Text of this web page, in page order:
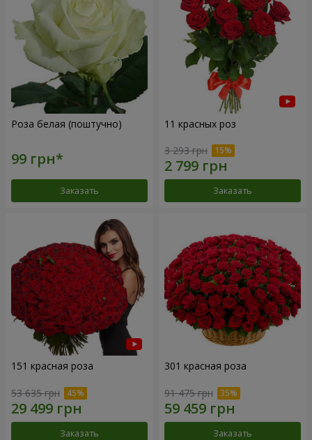
Роза белая (поштучно)
Заказать
11 красных роз
3 293 грн
Заказать
151 красная роза
53 635 грн
Заказать
301 красная роза
91 475 грн
Заказать